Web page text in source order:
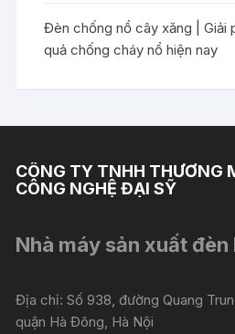
Đèn chống nổ cây xăng | Giải
quả chống cháy nổ hiện nay
CÔNG TY TNHH THƯƠNG
CÔNG NGHỆ ĐẠI SỸ
Nhà máy sản xuất đèn
Địa chỉ: Số 938, đường Quang
quận Hà Đông, Hà Nội